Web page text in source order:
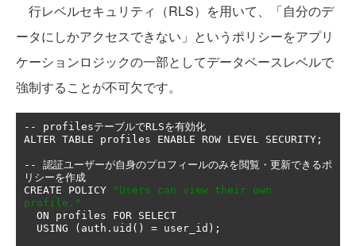
行レベルセキュリティ（RLS）を用いて、「自分のデ
ータにしかアクセスできない」というポリシーをアプリ
ケーションロジックの一部としてデータベースレベルで
強制することが不可欠です。
-- profilesテーブルでRLSを有効化
ALTER TABLE profiles ENABLE ROW LEVEL SECURITY ;
--
認証ユーザーが自身のプロフィールのみを閲覧・更新できるポ
リシーを作成
CREATE POLICY
"Users can view their own
profile."
  USING
( auth . uid () = user_id );